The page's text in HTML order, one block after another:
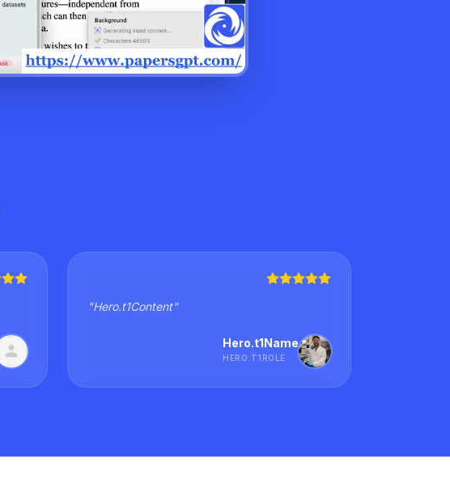
"
Hero.t1Content
"
Hero.t1Name
HERO.T1ROLE